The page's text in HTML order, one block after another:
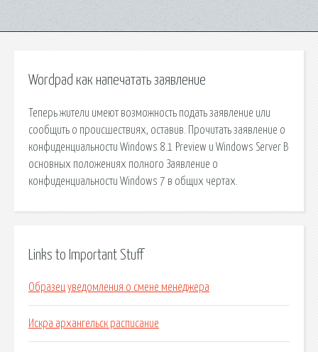
Wordpad как напечатать заявление
Теперь жители имеют возможность подать заявление или
сообщить о происшествиях, оставив. Прочитать заявление о
конфиденциальности Windows 8.1 Preview и Windows Server В
основных положениях полного Заявление о
конфиденциальности Windows 7 в общих чертах.
Links to Important Stuff
Образец уведомления о смене менеджера
Искра архангельск расписание